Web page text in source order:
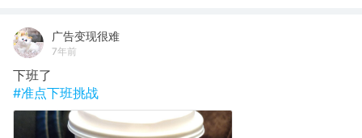
广告变现很难
7年前
下班了
#准点下班挑战